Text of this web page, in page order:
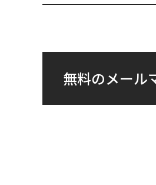
無料のメール